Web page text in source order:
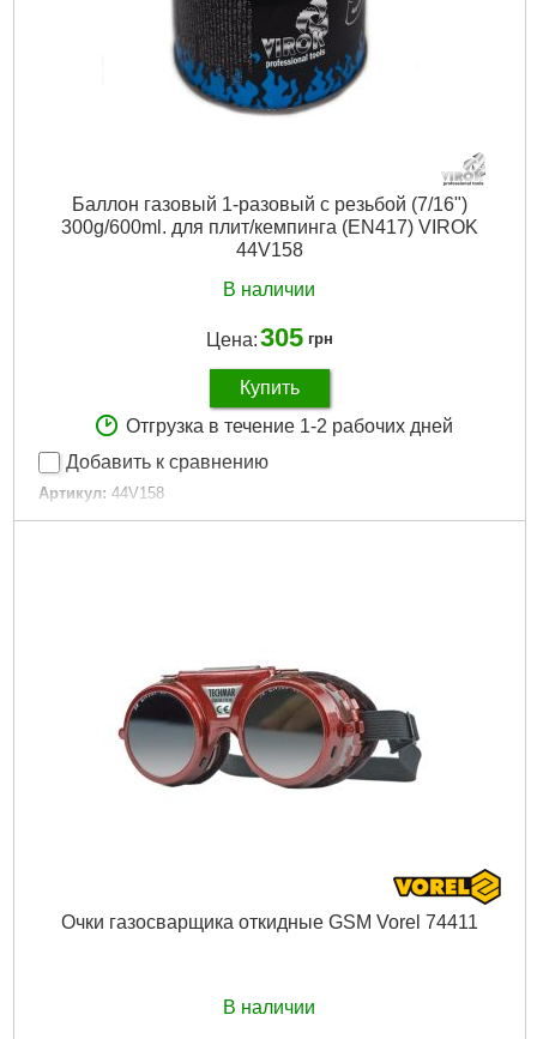
Баллон газовый 1-разовый с резьбой (7/16")
300g/600ml. для плит/кемпинга (EN417) VIROK
44V158
В наличии
Цена:305 грн
Купить
Отгрузка в течение 1-2 рабочих дней
Добавить к сравнению
Артикул: 44V158
Код товара: 26.39.16
Очки газосварщика откидные GSM Vorel 74411
В наличии